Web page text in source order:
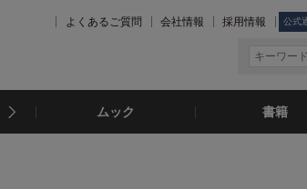
よくあるご質問 会社情報 採用情報 公式
ムック 書籍